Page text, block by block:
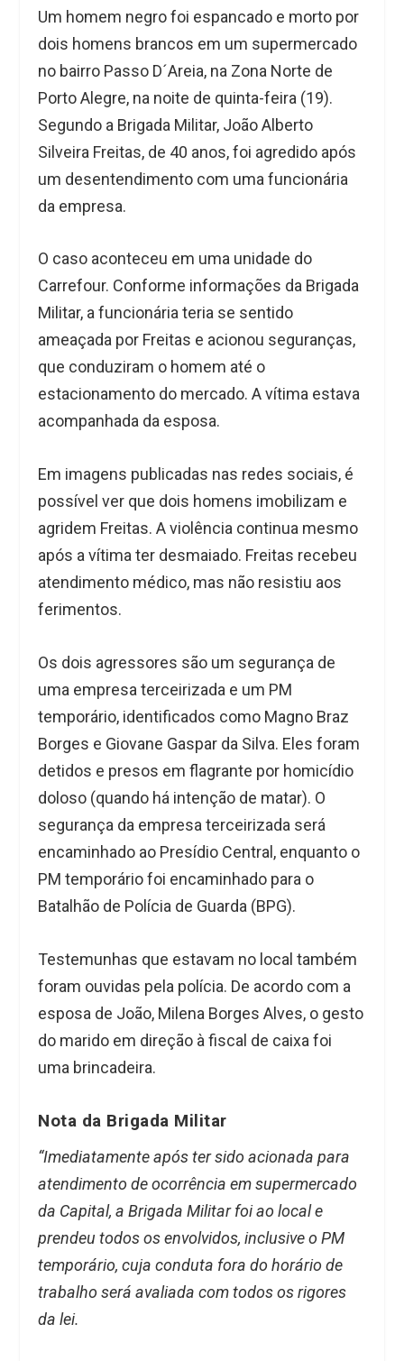
Um homem negro foi espancado e morto por
dois homens brancos em um supermercado
no bairro Passo D´Areia, na Zona Norte de
Porto Alegre, na noite de quinta-feira (19).
Segundo a Brigada Militar, João Alberto
Silveira Freitas, de 40 anos, foi agredido após
um desentendimento com uma funcionária
da empresa.
O caso aconteceu em uma unidade do
Carrefour. Conforme informações da Brigada
Militar, a funcionária teria se sentido
ameaçada por Freitas e acionou seguranças,
que conduziram o homem até o
estacionamento do mercado. A vítima estava
acompanhada da esposa.
Em imagens publicadas nas redes sociais, é
possível ver que dois homens imobilizam e
agridem Freitas. A violência continua mesmo
após a vítima ter desmaiado. Freitas recebeu
atendimento médico, mas não resistiu aos
ferimentos.
Os dois agressores são um segurança de
uma empresa terceirizada e um PM
temporário, identificados como Magno Braz
Borges e Giovane Gaspar da Silva. Eles foram
detidos e presos em flagrante por homicídio
doloso (quando há intenção de matar). O
segurança da empresa terceirizada será
encaminhado ao Presídio Central, enquanto o
PM temporário foi encaminhado para o
Batalhão de Polícia de Guarda (BPG).
Testemunhas que estavam no local também
foram ouvidas pela polícia. De acordo com a
esposa de João, Milena Borges Alves, o gesto
do marido em direção à fiscal de caixa foi
uma brincadeira.
Nota da Brigada Militar
“Imediatamente após ter sido acionada para
atendimento de ocorrência em supermercado
da Capital, a Brigada Militar foi ao local e
prendeu todos os envolvidos, inclusive o PM
temporário, cuja conduta fora do horário de
trabalho será avaliada com todos os rigores
da lei.